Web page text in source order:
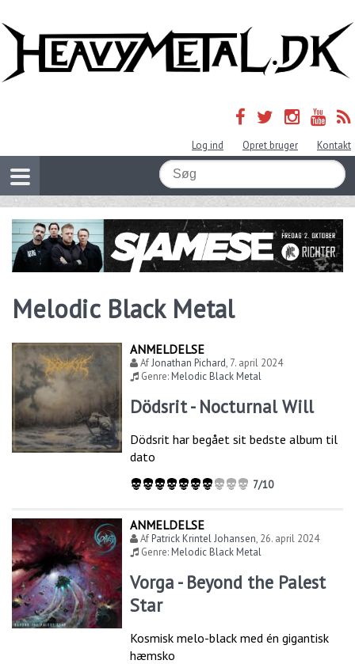
Log ind Opret bruger Kontakt
Melodic Black Metal
ANMELDELSE
AfJonathan Pichard, 7. april 2024
Genre:Melodic Black Metal
Dödsrit - Nocturnal Will
Dödsrit har begået sit bedste album til
dato
7/10
ANMELDELSE
AfPatrick Krintel Johansen, 26. april 2024
Genre:Melodic Black Metal
Vorga - Beyond the Palest
Star
Kosmisk melo-black med én gigantisk
hæmsko